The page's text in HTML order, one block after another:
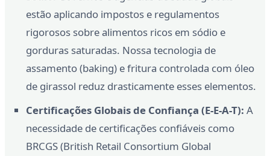
estão aplicando impostos e regulamentos
rigorosos sobre alimentos ricos em sódio e
gorduras saturadas. Nossa tecnologia de
assamento (baking) e fritura controlada com óleo
de girassol reduz drasticamente esses elementos.
Certificações Globais de Confiança (E-E-A-T): A
necessidade de certificações confiáveis como
BRCGS (British Retail Consortium Global